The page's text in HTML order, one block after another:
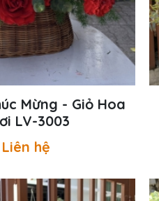
Mừng - Giỏ Hoa
LV-3003
Liên hệ